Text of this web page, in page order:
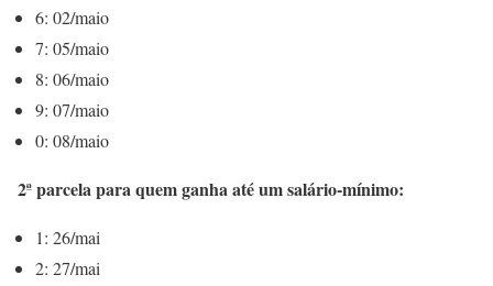
6: 02/maio
7: 05/maio
8: 06/maio
9: 07/maio
0: 08/maio
2ª parcela para quem ganha até um salário-mínimo:
1: 26/mai
2: 27/mai